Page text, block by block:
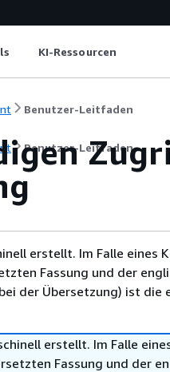
KI-Ressourcen
Benutzer-Leitfaden
Benutzer-Leitfaden
erstellt. Im Falle eines
Fassung und der
der Übersetzung) ist die
erstellt. Im Falle
Fassung und der